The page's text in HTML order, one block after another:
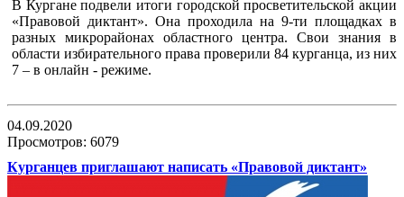
В Кургане подвели итоги городской просветительской акции
«Правовой диктант». Она проходила на 9-ти площадках в
разных микрорайонах областного центра. Свои знания в
области избирательного права проверили 84 курганца, из них
7 – в онлайн - режиме.
04.09.2020
Просмотров: 6079
Курганцев приглашают написать «Правовой диктант»